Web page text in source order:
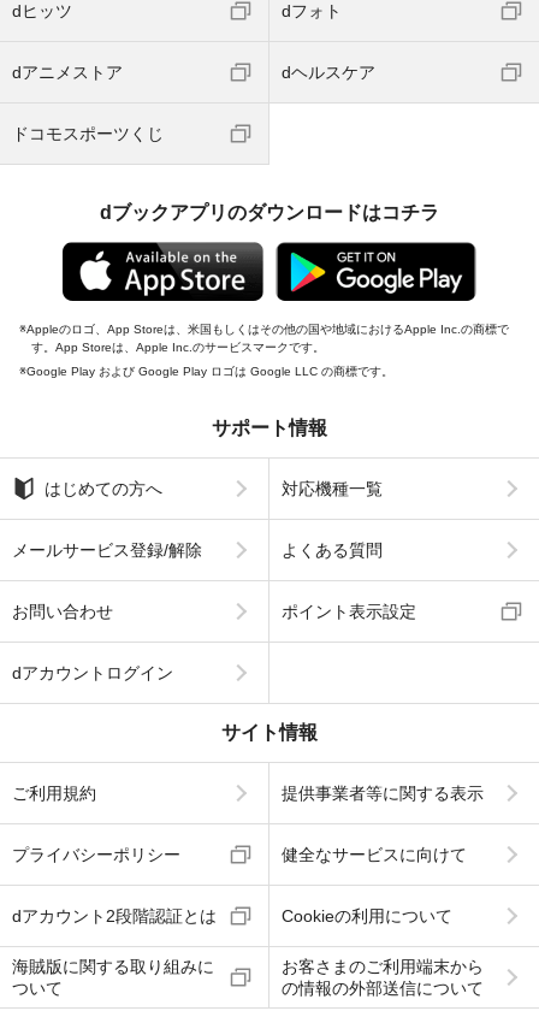
dヒッツ dフォト
dアニメストア dヘルスケア
ドコモスポーツくじ
dブックアプリのダウンロードはコチラ
Appleのロゴ、App Storeは、米国もしくはその他の国や地域におけるApple Inc.の商標で
す。App Storeは、Apple Inc.のサービスマークです。
Google Play および Google Play ロゴは Google LLC の商標です。
サポート情報
はじめての方へ 対応機種一覧
メールサービス登録/解除 よくある質問
お問い合わせ ポイント表示設定
dアカウントログイン
サイト情報
ご利用規約 提供事業者等に関する表示
プライバシーポリシー 健全なサービスに向けて
dアカウント2段階認証とは Cookieの利用について
海賊版に関する取り組みに
ついて
お客さまのご利用端末から
の情報の外部送信について